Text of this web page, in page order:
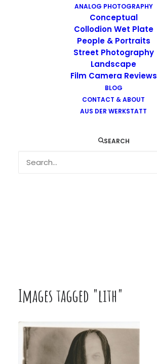
ANALOG PHOTOGRAPHY
Conceptual
Collodion Wet Plate
People & Portraits
Street Photography
Landscape
Film Camera Reviews
BLOG
CONTACT & ABOUT
AUS DER WERKSTATT
SEARCH
Images tagged "lith"
Images tagged "lith"